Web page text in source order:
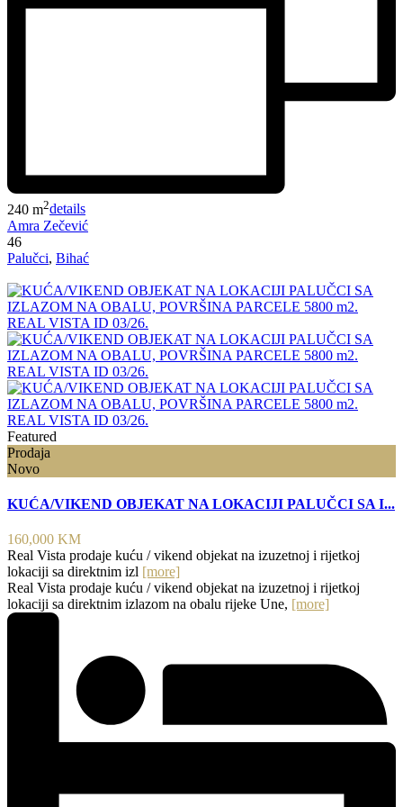
240 m2details
Amra Zečević
46
Palučci, Bihać
Featured
Prodaja
Novo
KUĆA/VIKEND OBJEKAT NA LOKACIJI PALUČCI SA I...
160,000 KM
Real Vista prodaje kuću / vikend objekat na izuzetnoj i rijetkoj
lokaciji sa direktnim izl [more]
Real Vista prodaje kuću / vikend objekat na izuzetnoj i rijetkoj
lokaciji sa direktnim izlazom na obalu rijeke Une, [more]